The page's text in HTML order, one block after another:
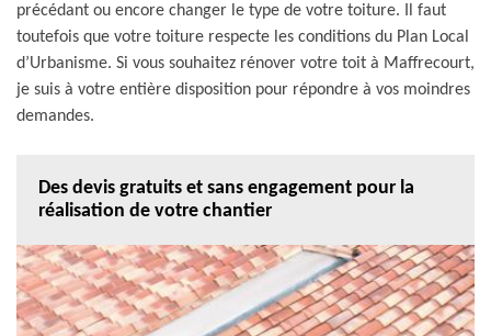
précédant ou encore changer le type de votre toiture. Il faut
toutefois que votre toiture respecte les conditions du Plan Local
d’Urbanisme. Si vous souhaitez rénover votre toit à Maffrecourt,
je suis à votre entière disposition pour répondre à vos moindres
demandes.
Des devis gratuits et sans engagement pour la
réalisation de votre chantier